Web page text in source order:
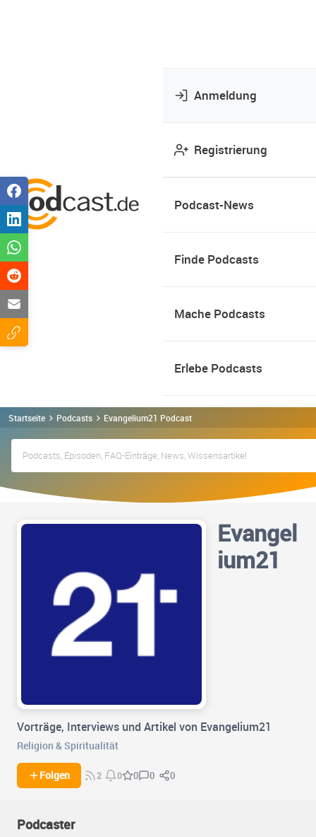
Anmeldung
Registrierung
Podcast-News
Finde Podcasts
Mache Podcasts
Erlebe Podcasts
Startseite Podcasts Evangelium21 Podcast
Evangel
ium21
Vorträge, Interviews und Artikel von Evangelium21
Religion & Spiritualität
Folgen 2 0 0 0 0
Podcaster